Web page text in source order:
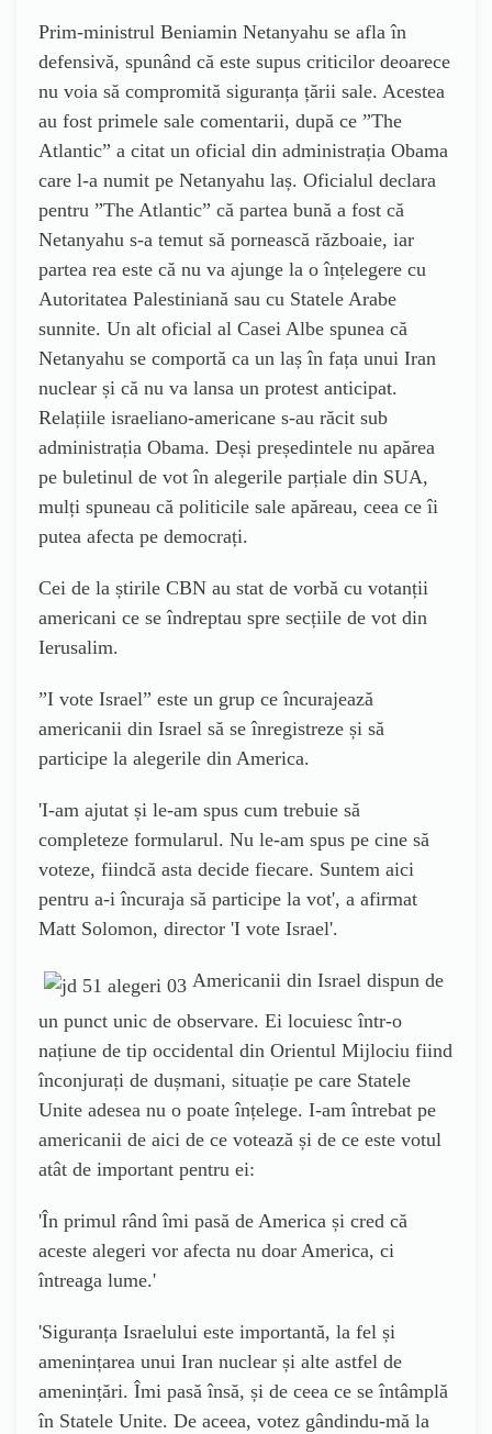
Prim-ministrul Beniamin Netanyahu se afla în
defensivă, spunând că este supus criticilor deoarece
nu voia să compromită siguranța țării sale. Acestea
au fost primele sale comentarii, după ce ”The
Atlantic” a citat un oficial din administrația Obama
care l-a numit pe Netanyahu laș. Oficialul declara
pentru ”The Atlantic” că partea bună a fost că
Netanyahu s-a temut să pornească războaie, iar
partea rea este că nu va ajunge la o înțelegere cu
Autoritatea Palestiniană sau cu Statele Arabe
sunnite. Un alt oficial al Casei Albe spunea că
Netanyahu se comportă ca un laș în fața unui Iran
nuclear și că nu va lansa un protest anticipat.
Relațiile israeliano-americane s-au răcit sub
administrația Obama. Deși președintele nu apărea
pe buletinul de vot în alegerile parțiale din SUA,
mulți spuneau că politicile sale apăreau, ceea ce îi
putea afecta pe democrați.
Cei de la știrile CBN au stat de vorbă cu votanții
americani ce se îndreptau spre secțiile de vot din
Ierusalim.
”I vote Israel” este un grup ce încurajează
americanii din Israel să se înregistreze și să
participe la alegerile din America.
'I-am ajutat și le-am spus cum trebuie să
completeze formularul. Nu le-am spus pe cine să
voteze, fiindcă asta decide fiecare. Suntem aici
pentru a-i încuraja să participe la vot', a afirmat
Matt Solomon, director 'I vote Israel'.
Americanii din Israel dispun de
un punct unic de observare. Ei locuiesc într-o
națiune de tip occidental din Orientul Mijlociu fiind
înconjurați de dușmani, situație pe care Statele
Unite adesea nu o poate înțelege. I-am întrebat pe
americanii de aici de ce votează și de ce este votul
atât de important pentru ei:
'În primul rând îmi pasă de America și cred că
aceste alegeri vor afecta nu doar America, ci
întreaga lume.'
'Siguranța Israelului este importantă, la fel și
amenințarea unui Iran nuclear și alte astfel de
amenințări. Îmi pasă însă, și de ceea ce se întâmplă
în Statele Unite. De aceea, votez gândindu-mă la